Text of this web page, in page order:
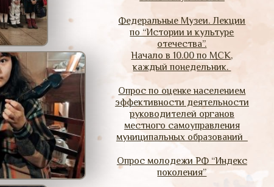
Федеральные Музеи. Лекции
по “Истории и культуре
отечества”.
Начало в 10.00 по МСК,
каждый понедельник.
Опрос по оценке населением
эффективности деятельности
руководителей органов
местного самоуправления
муниципальных образований
Опрос молодежи РФ “Индекс
поколения”